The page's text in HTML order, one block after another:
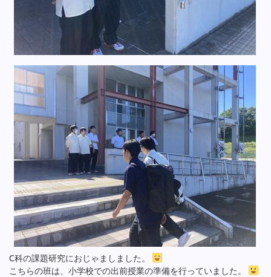
C科の課題研究におじゃましました。
こちらの班は、小学校での出前授業の準備を行っていました。